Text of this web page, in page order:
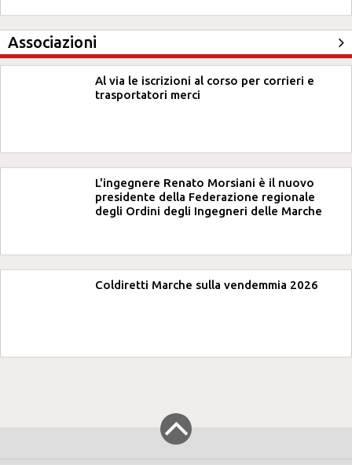
Associazioni
Al via le iscrizioni al corso per corrieri e
trasportatori merci
L'ingegnere Renato Morsiani è il nuovo
presidente della Federazione regionale
degli Ordini degli Ingegneri delle Marche
Coldiretti Marche sulla vendemmia 2026